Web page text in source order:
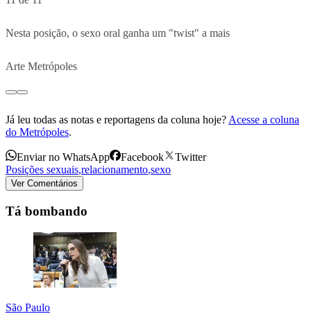
Nesta posição, o sexo oral ganha um "twist" a mais
Arte Metrópoles
Já leu todas as notas e reportagens da coluna hoje? Acesse a coluna
do Metrópoles.
Enviar no WhatsApp Facebook
Twitter
Posições sexuais,relacionamento,sexo
Ver Comentários
Tá bombando
São Paulo